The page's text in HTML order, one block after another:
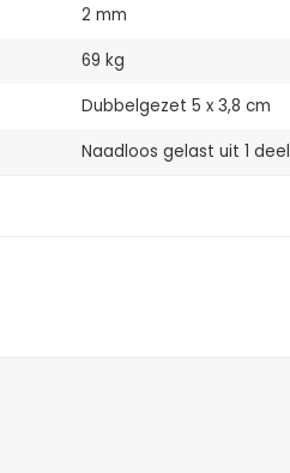
2 mm
69 kg
Dubbelgezet 5 x 3,8 cm
Naadloos gelast uit 1 deel